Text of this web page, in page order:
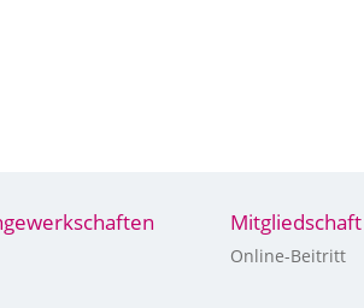
Mitgliedschaft
Online-Beitritt